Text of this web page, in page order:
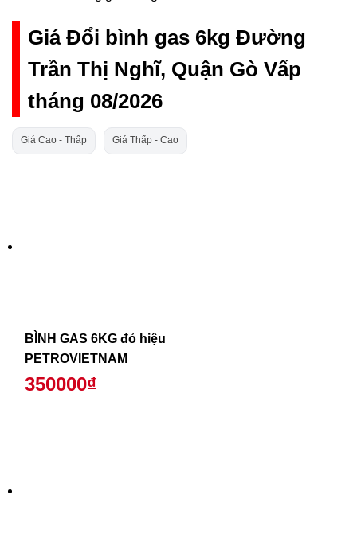
Giá Đổi bình gas 6kg Đường
Trần Thị Nghĩ, Quận Gò Vấp
tháng 08/2026
Giá Cao - Thấp Giá Thấp - Cao
BÌNH GAS 6KG đỏ hiệu
PETROVIETNAM
350000₫